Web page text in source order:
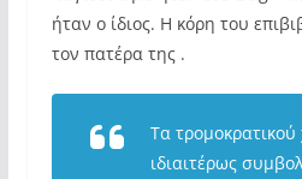
ήταν ο ίδιος. Η κόρη του
τον πατέρα της .
Τα
ιδιαιτέρως